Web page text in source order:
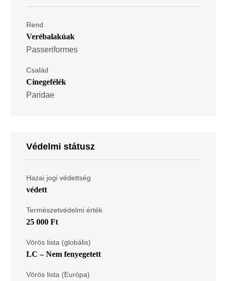
Rend
Verébalakúak
Passeriformes
Család
Cinegefélék
Paridae
Védelmi státusz
Hazai jogi védettség
védett
Természetvédelmi érték
25 000 Ft
Vörös lista (globális)
LC – Nem fenyegetett
Vörös lista (Európa)